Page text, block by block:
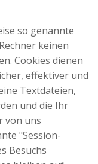
so genannte
keinen
Cookies dienen
effektiver und
Textdateien,
und die Ihr
von uns
"Session-
Besuchs